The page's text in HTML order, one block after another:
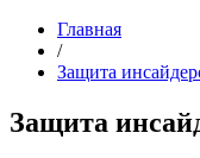
Главная
/
Защита
Защита